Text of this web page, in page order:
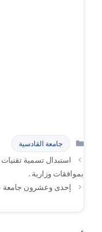
التصنيفات
جامعة القادسية
استبدال تسمية تقنيات
بموافقات وزارية .
إحدى وعشرون جامعة